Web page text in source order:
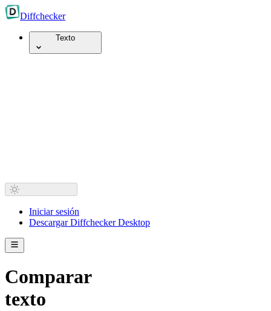
Diffchecker
Texto
Iniciar sesión
Descargar Diffchecker Desktop
Comparar
texto